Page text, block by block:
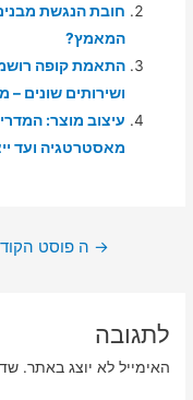
חובת הנגשת
המאמץ?
התאמת קופה
ושירותים שונים
מאסטרטגיה ועד
ניווט
→ ה פוסט
לתגובה
האימייל לא יוצג באתר.